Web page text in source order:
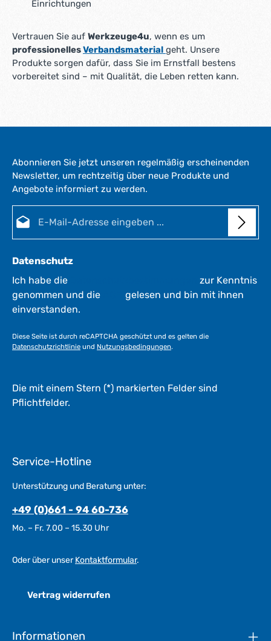
Einrichtungen
Vertrauen Sie auf Werkzeuge4u, wenn es um
professionellesVerbandsmaterial geht. Unsere
Produkte sorgen dafür, dass Sie im Ernstfall bestens
vorbereitet sind – mit Qualität, die Leben retten kann.
Abonnieren Sie jetzt unseren regelmäßig erscheinenden
Newsletter, um rechtzeitig über neue Produkte und
Angebote informiert zu werden.
Datenschutz
Ich habe die
zur Kenntnis
genommen und die
gelesen und bin mit ihnen
einverstanden.
Diese Seite ist durch reCAPTCHA geschützt und es gelten die
Datenschutzrichtlinie und Nutzungsbedingungen.
Die mit einem Stern (*) markierten Felder sind
Pflichtfelder.
Service-Hotline
Unterstützung und Beratung unter:
+49 (0)661 - 94 60-736
Mo. – Fr. 7.00 – 15.30 Uhr
Oder über unserKontaktformular.
Vertrag widerrufen
Informationen